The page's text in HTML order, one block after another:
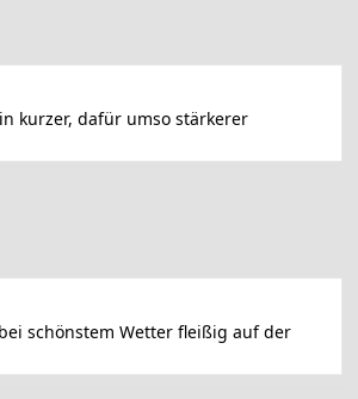
kurzer, dafür umso stärkerer
schönstem Wetter fleißig auf der